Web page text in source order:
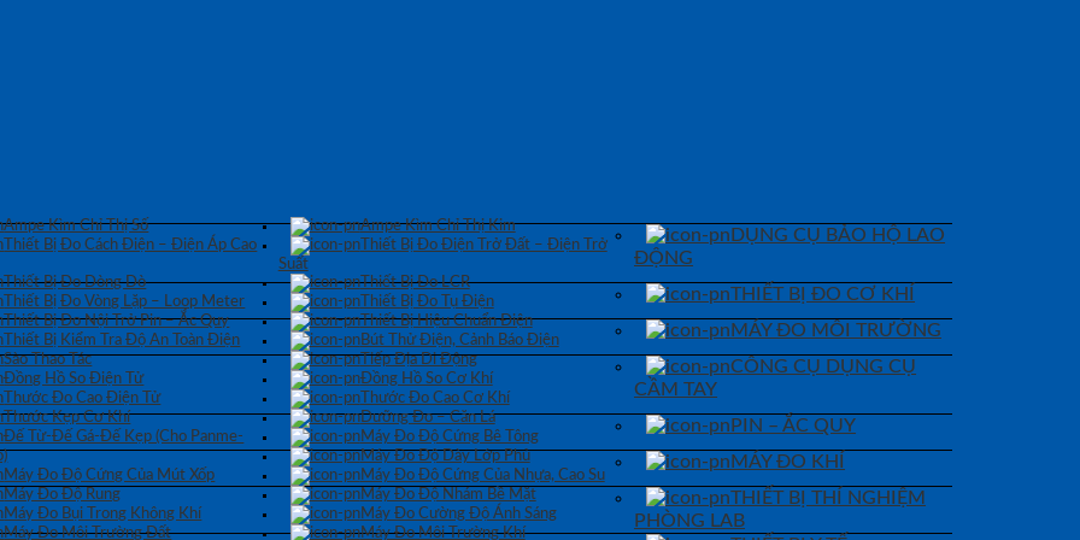
Ampe Kìm Chỉ Thị Số
Ampe Kìm Chỉ Thị Kim
Thiết Bị Đo Cách Điện – Điện Áp Cao
Thiết Bị Đo Điện Trở Đất – Điện Trở
Suất
Thiết Bị Đo Dòng Dò
Thiết Bị Đo LCR
Thiết Bị Đo Vòng Lặp – Loop Meter
Thiết Bị Đo Tụ Điện
Thiết Bị Đo Nội Trở Pin – Ắc Quy
Thiết Bị Hiệu Chuẩn Điện
Thiết Bị Kiểm Tra Độ An Toàn Điện
DỤNG CỤ BẢO HỘ LAO
ĐỘNG
Bút Thử Điện, Cảnh Báo Điện
Sào Thao Tác
Tiếp Địa Di Động
THIẾT BỊ ĐO CƠ KHÍ
Đồng Hồ So Điện Tử
Đồng Hồ So Cơ Khí
Thước Đo Cao Điện Tử
Thước Đo Cao Cơ Khí
Thước Kẹp Cơ Khí
Dưỡng Đo – Căn Lá
Đế Từ-Đế Gá-Đế Kẹp (Cho Panme-
Máy Đo Độ Cứng Bê Tông
Máy Đo Độ Dày Lớp Phủ
Máy Đo Độ Cứng Của Mút Xốp
Máy Đo Độ Cứng Của Nhựa, Cao Su
Máy Đo Độ Rung Máy Đo Độ Nhám Bề Mặt
MÁY ĐO MÔI TRƯỜNG
Máy Đo Bụi Trong Không Khí
Máy Đo Cường Độ Ánh Sáng
Máy Đo Môi Trường Đất
Máy Đo Môi Trường Khí
CÔNG CỤ DỤNG CỤ
CẦM TAY
PIN – ẮC QUY
MÁY ĐO KHÍ
THIẾT BỊ THÍ NGHIỆM
PHÒNG LAB